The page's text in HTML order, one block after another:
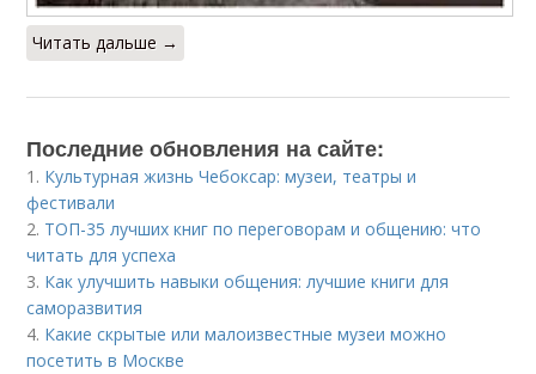
Читать дальше →
Последние обновления на сайте:
1. Культурная жизнь Чебоксар: музеи, театры и
фестивали
2. ТОП-35 лучших книг по переговорам и общению: что
читать для успеха
3. Как улучшить навыки общения: лучшие книги для
саморазвития
4. Какие скрытые или малоизвестные музеи можно
посетить в Москве